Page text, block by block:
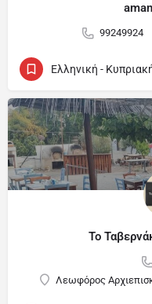
99249924
Το
Λεωφόρος